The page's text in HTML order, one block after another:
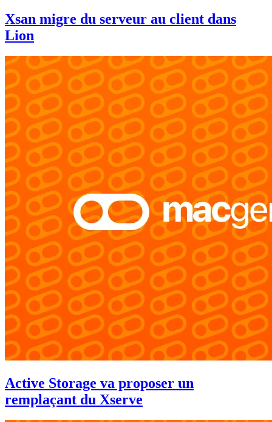
Xsan migre du serveur au client dans
Lion
Active Storage va proposer un
remplaçant du Xserve